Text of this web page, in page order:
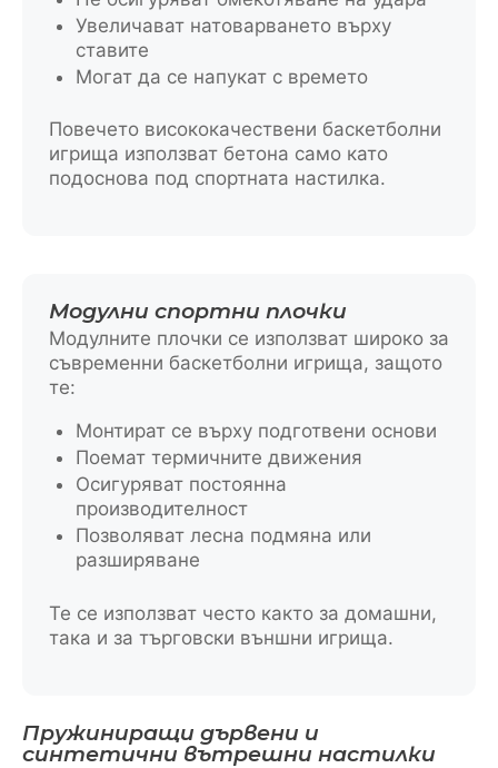
Увеличават натоварването върху
ставите
Могат да се напукат с времето
Повечето висококачествени баскетболни
игрища използват бетона само като
подоснова под спортната настилка.
Модулни спортни плочки
Модулните плочки се използват широко за
съвременни баскетболни игрища, защото
те:
Монтират се върху подготвени основи
Поемат термичните движения
Осигуряват постоянна
производителност
Позволяват лесна подмяна или
разширяване
Те се използват често както за домашни,
така и за търговски външни игрища.
Пружиниращи дървени и
синтетични вътрешни настилки